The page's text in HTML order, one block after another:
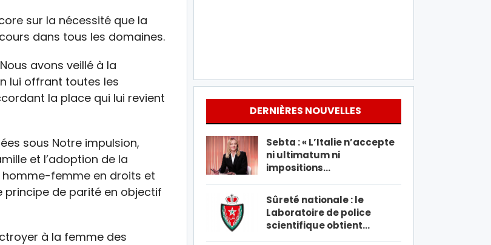
sur la nécessité que la
dans tous les domaines.
avons veillé à la
lui offrant toutes les
la place qui lui revient
sous Notre impulsion,
et l’adoption de la
homme-femme en droits et
principe de parité en objectif
à la femme des
DERNIÈRES NOUVELLES
Sebta : « L’Italie n’accepte
ni ultimatum ni
impositions…
Sûreté nationale : le
Laboratoire de police
scientifique obtient…